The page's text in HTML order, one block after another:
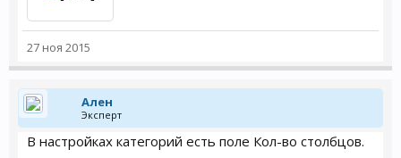
27 ноя 2015
Ален
Эксперт
В настройках категорий есть поле Кол-во столбцов.